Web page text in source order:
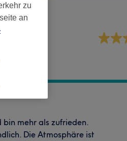
bin mehr als zufrieden.
Die Atmosphäre ist
zu
an